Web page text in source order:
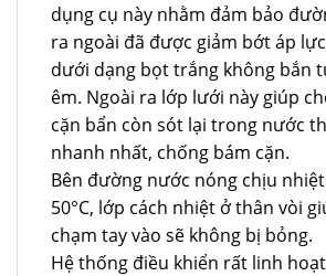
dụng cụ này nhằm đảm bảo
ra ngoài đã được giảm bớt áp
dưới dạng bọt trắng không bắn
êm. Ngoài ra lớp lưới này giúp
cặn bẩn còn sót lại trong nước
nhanh nhất, chống bám cặn.
Bên đường nước nóng chịu
50°C, lớp cách nhiệt ở thân vòi
chạm tay vào sẽ không bị bỏng.
Hệ thống điều khiển rất linh